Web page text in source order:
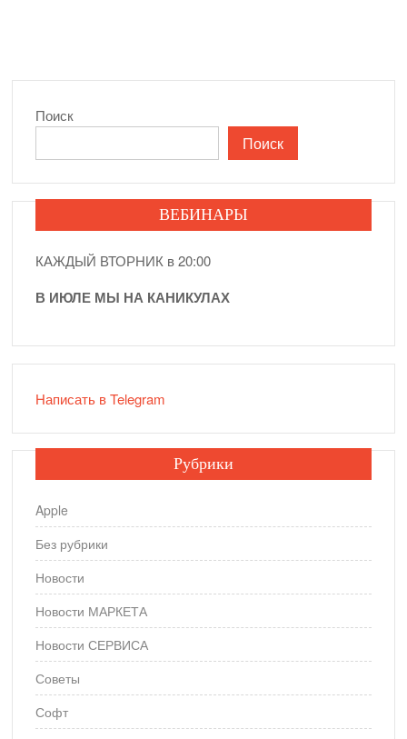
Поиск
Поиск
ВЕБИНАРЫ
КАЖДЫЙ ВТОРНИК в 20:00
В ИЮЛЕ МЫ НА КАНИКУЛАХ
Написать в Telegram
Рубрики
Apple
Без рубрики
Новости
Новости МАРКЕТА
Новости СЕРВИСА
Советы
Софт